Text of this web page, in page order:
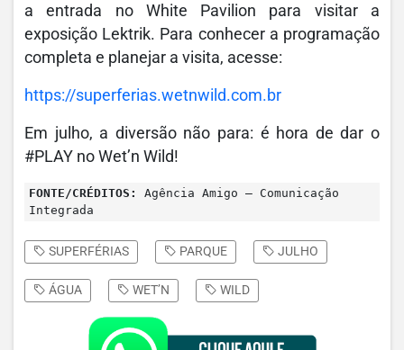
a entrada no White Pavilion para visitar a
exposição Lektrik. Para conhecer a programação
completa e planejar a visita, acesse:
https://superferias.wetnwild.com.br
Em julho, a diversão não para: é hora de dar o
#PLAY no Wet’n Wild!
FONTE/CRÉDITOS:
Agência Amigo – Comunicação
Integrada
SUPERFÉRIAS PARQUE JULHO
ÁGUA WET’N WILD